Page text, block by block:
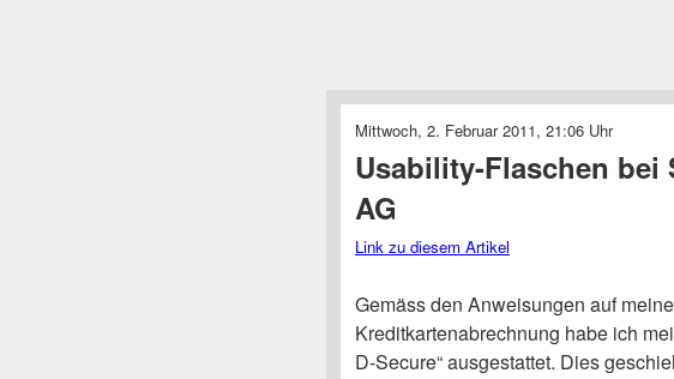
Mittwoch, 2. Februar 2011, 21:06 Uhr
Usability-Flaschen bei
AG
Link zu diesem Artikel
Gemäss den Anweisungen auf
Kreditkartenabrechnung habe ich
D-Secure“ ausgestattet. Dies